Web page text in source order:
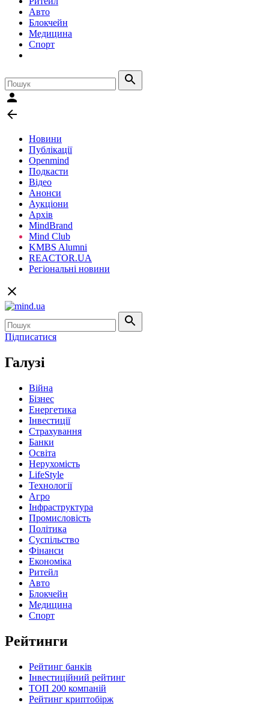
Авто
Блокчейн
Медицина
Спорт
Новини
Публікації
Openmind
Подкасти
Відео
Анонси
Аукціони
Архів
MindBrand
Mind Club
KMBS Alumni
REACTOR.UA
Регіональні новини
Підписатися
Галузі
Війна
Бізнес
Енергетика
Інвестиції
Страхування
Банки
Освіта
Нерухомість
LifeStyle
Технології
Агро
Інфраструктура
Промисловість
Політика
Суспільство
Фінанси
Економіка
Ритейл
Авто
Блокчейн
Медицина
Спорт
Рейтинги
Рейтинг банків
Інвестиційний рейтинг
ТОП 200 компаній
Рейтинг криптобірж